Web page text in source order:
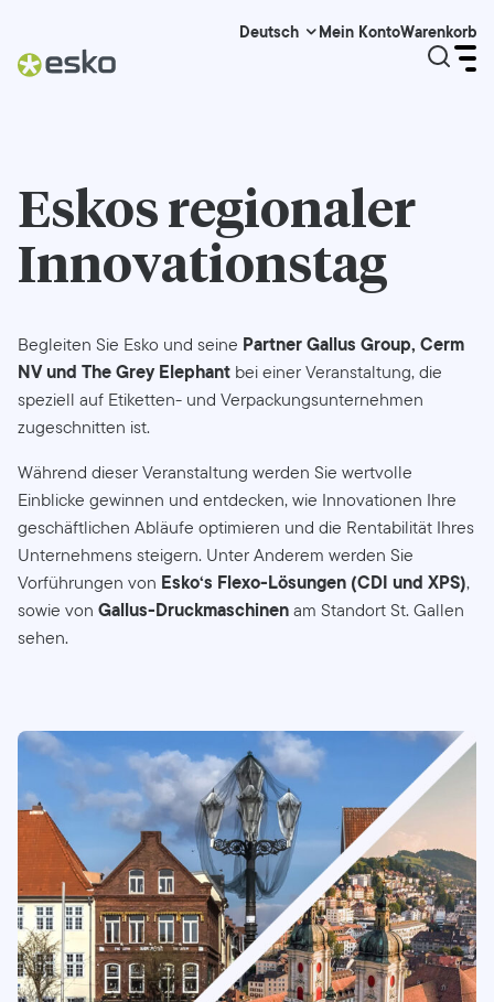
Deutsch Mein KontoWarenkorb
Eskos regionaler
Innovationstag
Begleiten Sie Esko und seine Partner Gallus Group, Cerm
NV und The Grey Elephant bei einer Veranstaltung, die
speziell auf Etiketten- und Verpackungsunternehmen
zugeschnitten ist.
Während dieser Veranstaltung werden Sie wertvolle
Einblicke gewinnen und entdecken, wie Innovationen Ihre
geschäftlichen Abläufe optimieren und die Rentabilität Ihres
Unternehmens steigern. Unter Anderem werden Sie
Vorführungen von Esko‘s Flexo-Lösungen (CDI und XPS),
sowie von Gallus-Druckmaschinenam Standort St. Gallen
sehen.